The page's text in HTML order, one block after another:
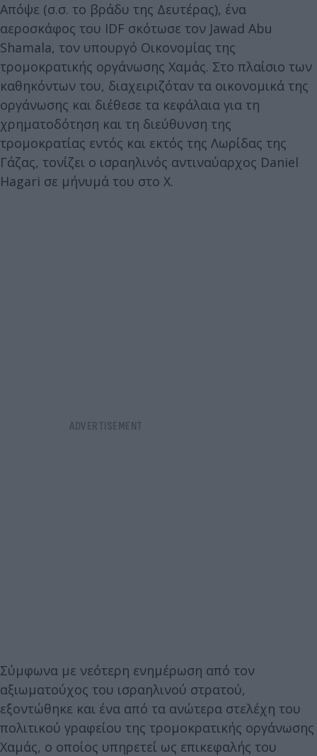
Απόψε (σ.σ. το βράδυ της Δευτέρας), ένα
αεροσκάφος του IDF σκότωσε τον Jawad Abu
Shamala, τον υπουργό Οικονομίας της
τρομοκρατικής οργάνωσης Χαμάς. Στο πλαίσιο των
καθηκόντων του, διαχειριζόταν τα οικονομικά της
οργάνωσης και διέθεσε τα κεφάλαια για τη
χρηματοδότηση και τη διεύθυνση της
τρομοκρατίας εντός και εκτός της Λωρίδας της
Γάζας, τονίζει ο ισραηλινός αντιναύαρχος Daniel
Hagari σε μήνυμά του στο Χ.
Σύμφωνα με νεότερη ενημέρωση από τον
αξιωματούχος του ισραηλινού στρατού,
εξοντώθηκε και ένα από τα ανώτερα στελέχη του
πολιτικού γραφείου της τρομοκρατικής οργάνωσης
Χαμάς, ο οποίος υπηρετεί ως επικεφαλής του